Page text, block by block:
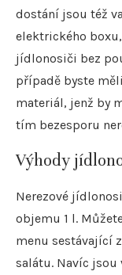
dostání jsou též
elektrického
jídlonosiči bez
případě byste
materiál, jenž by
tím bezesporu
Výhody
Nerezové
objemu 1 l.
menu sestávající
salátu. Navíc jsou